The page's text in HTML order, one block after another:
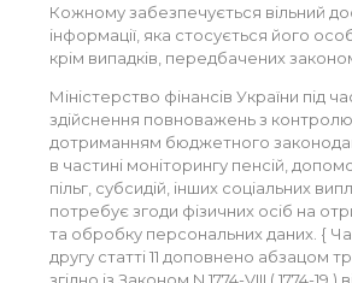
Кожному забезпечується вільний
інформації, яка стосується його
крім випадків, передбачених
Міністерство фінансів України під
здійснення повноважень з
дотриманням бюджетного
в частині моніторингу пенсій,
пільг, субсидій, інших соціальних
потребує згоди фізичних осіб на
та обробку персональних даних. {
другу статті 11 доповнено абзацом
згідно із Законом N 1774-VIII ( 1774-19 )